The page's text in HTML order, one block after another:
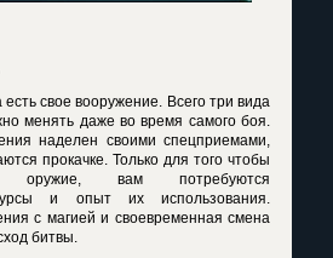
свое вооружение. Всего три вида
менять даже во время самого боя.
наделен своими спецприемами,
прокачке. Только для того чтобы
оружие, вам потребуются
и опыт их использования.
с магией и своевременная смена
битвы.